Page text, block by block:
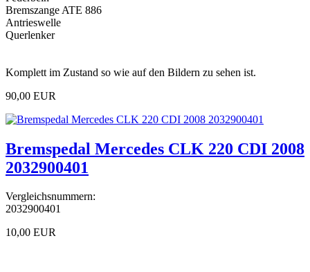
Bremszange ATE 886
Antrieswelle
Querlenker
Komplett im Zustand so wie auf den Bildern zu sehen ist.
90,00 EUR
Bremspedal Mercedes CLK 220 CDI 2008
2032900401
Vergleichsnummern:
2032900401
10,00 EUR